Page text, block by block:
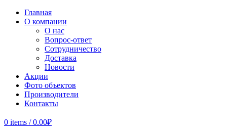
Главная
О компании
О нас
Вопрос-ответ
Сотрудничество
Доставка
Новости
Акции
Фото объектов
Производители
Контакты
0 items / 0.00₽